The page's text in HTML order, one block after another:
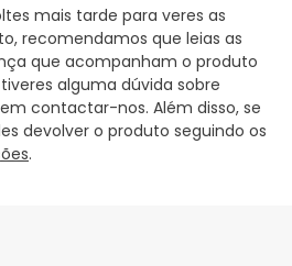
mais tarde para veres as
recomendamos que leias as
que acompanham o produto
alguma dúvida sobre
contactar-nos. Além disso, se
devolver o produto seguindo os
.